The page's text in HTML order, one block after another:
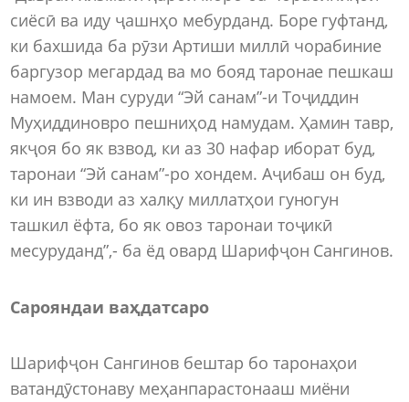
сиёсӣ ва иду ҷашнҳо мебурданд. Боре гуфтанд,
ки бахшида ба рӯзи Артиши миллӣ чорабиние
баргузор мегардад ва мо бояд таронае пешкаш
намоем. Ман суруди “Эй санам”-и Тоҷиддин
Муҳиддиновро пешниҳод намудам. Ҳамин тавр,
якҷоя бо як взвод, ки аз 30 нафар иборат буд,
таронаи “Эй санам”-ро хондем. Аҷибаш он буд,
ки ин взводи аз халқу миллатҳои гуногун
ташкил ёфта, бо як овоз таронаи тоҷикӣ
месуруданд”,- ба ёд овард Шарифҷон Сангинов.
Сарояндаи ваҳдатсаро
Шарифҷон Сангинов бештар бо таронаҳои
ватандӯстонаву меҳанпарастонааш миёни